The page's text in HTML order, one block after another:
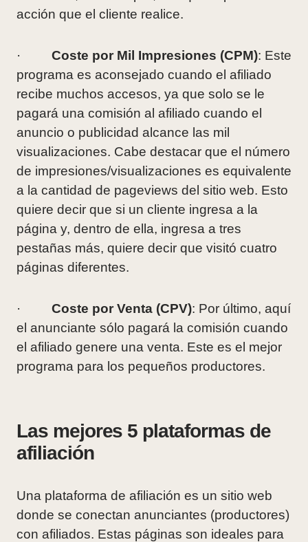
acción que el cliente realice.
· Coste por Mil Impresiones (CPM): Este
programa es aconsejado cuando el afiliado
recibe muchos accesos, ya que solo se le
pagará una comisión al afiliado cuando el
anuncio o publicidad alcance las mil
visualizaciones. Cabe destacar que el número
de impresiones/visualizaciones es equivalente
a la cantidad de pageviews del sitio web. Esto
quiere decir que si un cliente ingresa a la
página y, dentro de ella, ingresa a tres
pestañas más, quiere decir que visitó cuatro
páginas diferentes.
· Coste por Venta (CPV): Por último, aquí
el anunciante sólo pagará la comisión cuando
el afiliado genere una venta. Este es el mejor
programa para los pequeños productores.
Las mejores 5 plataformas de
afiliación
Una plataforma de afiliación es un sitio web
donde se conectan anunciantes (productores)
con afiliados. Estas páginas son ideales para